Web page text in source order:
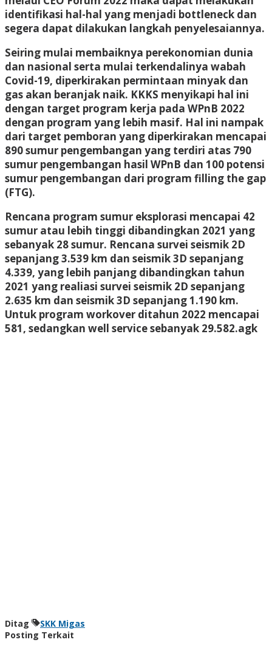
identifikasi hal-hal yang menjadi bottleneck dan
segera dapat dilakukan langkah penyelesaiannya.
Seiring mulai membaiknya perekonomian dunia
dan nasional serta mulai terkendalinya wabah
Covid-19, diperkirakan permintaan minyak dan
gas akan beranjak naik. KKKS menyikapi hal ini
dengan target program kerja pada WPnB 2022
dengan program yang lebih masif. Hal ini nampak
dari target pemboran yang diperkirakan mencapai
890 sumur pengembangan yang terdiri atas 790
sumur pengembangan hasil WPnB dan 100 potensi
sumur pengembangan dari program filling the gap
(FTG).
Rencana program sumur eksplorasi mencapai 42
sumur atau lebih tinggi dibandingkan 2021 yang
sebanyak 28 sumur. Rencana survei seismik 2D
sepanjang 3.539 km dan seismik 3D sepanjang
4.339, yang lebih panjang dibandingkan tahun
2021 yang realiasi survei seismik 2D sepanjang
2.635 km dan seismik 3D sepanjang 1.190 km.
Untuk program workover ditahun 2022 mencapai
581, sedangkan well service sebanyak 29.582.agk
Ditag
SKK Migas
Posting Terkait